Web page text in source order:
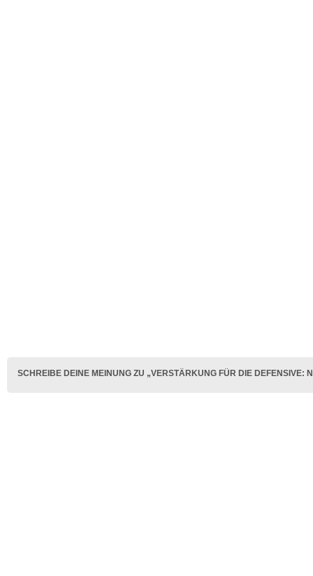
SCHREIBE DEINE MEINUNG ZU „VERSTÄRKUNG FÜR DIE DEFENSIVE: